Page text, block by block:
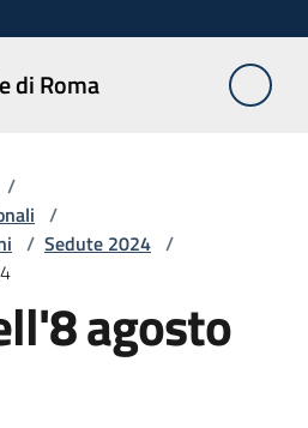
di Roma
/
/
/ Sedute 2024 /
agosto